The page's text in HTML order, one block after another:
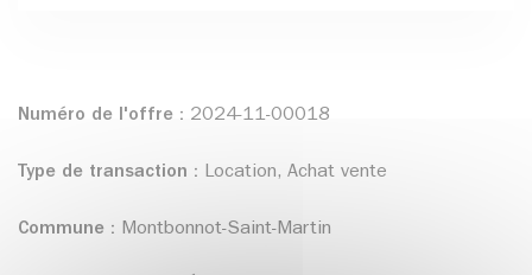
Numéro de l'offre : 2024-11-00018
Type de transaction : Location, Achat vente
Commune : Montbonnot-Saint-Martin